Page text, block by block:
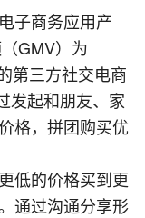
子商务应用产
GMV）为
第三方社交电商
发起和朋友、家
格，拼团购买优
低的价格买到更
通过沟通分享形